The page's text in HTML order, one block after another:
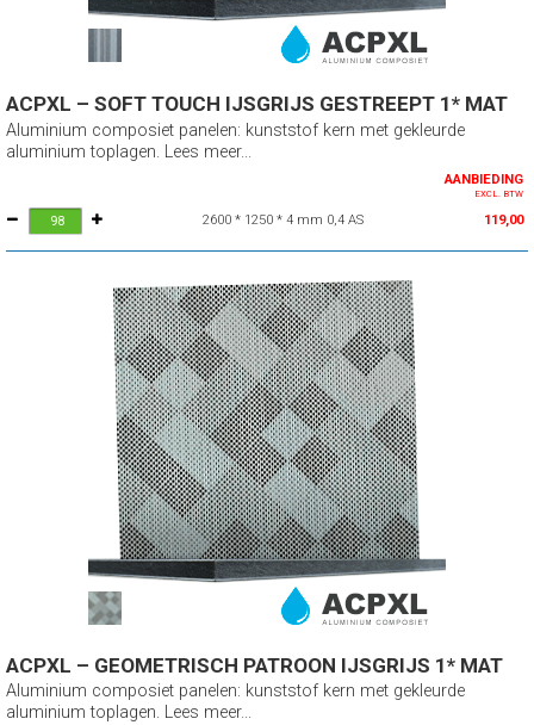
ACPXL – SOFT TOUCH IJSGRIJS GESTREEPT 1* MAT
Aluminium composiet panelen: kunststof kern met gekleurde
aluminium toplagen. Lees meer...
AANBIEDING
EXCL. BTW
2600 * 1250 * 4 mm 0,4 AS 119,00
ACPXL – GEOMETRISCH PATROON IJSGRIJS 1* MAT
Aluminium composiet panelen: kunststof kern met gekleurde
aluminium toplagen. Lees meer...